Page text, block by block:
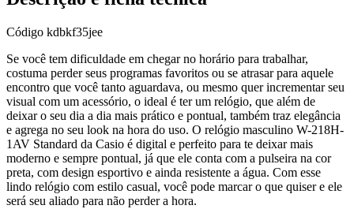
Código kdbkf35jee
Se você tem dificuldade em chegar no horário para trabalhar,
costuma perder seus programas favoritos ou se atrasar para aquele
encontro que você tanto aguardava, ou mesmo quer incrementar seu
visual com um acessório, o ideal é ter um relógio, que além de
deixar o seu dia a dia mais prático e pontual, também traz elegância
e agrega no seu look na hora do uso. O relógio masculino W-218H-
1AV Standard da Casio é digital e perfeito para te deixar mais
moderno e sempre pontual, já que ele conta com a pulseira na cor
preta, com design esportivo e ainda resistente a água. Com esse
lindo relógio com estilo casual, você pode marcar o que quiser e ele
será seu aliado para não perder a hora.